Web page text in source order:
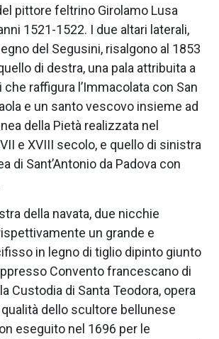
pittore feltrino Girolamo Lusa
1521-1522. I due altari laterali,
del Segusini, risalgono al 1853
di destra, una pala attribuita a
che raffigura l’Immacolata con San
e un santo vescovo insieme ad
della Pietà realizzata nel
e XVIII secolo, e quello di sinistra
di Sant’Antonio da Padova con
della navata, due nicchie
un grande e
in legno di tiglio dipinto giunto
Convento francescano di
Custodia di Santa Teodora, opera
dello scultore bellunese
eseguito nel 1696 per le